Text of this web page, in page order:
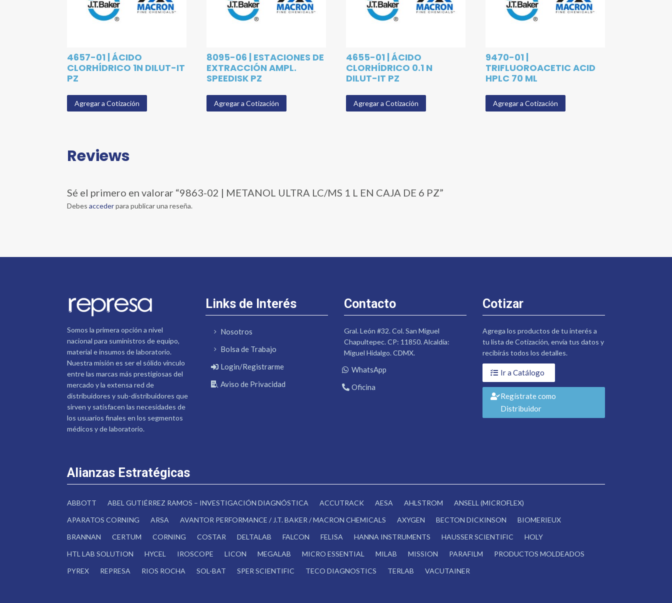
4657-01 | ÁCIDO
CLORHÍDRICO 1N DILUT-IT
PZ
Agregar a Cotización
8095-06 | ESTACIONES DE
EXTRACCIÓN AMPL.
SPEEDISK PZ
Agregar a Cotización
4655-01 | ÁCIDO
CLORHÍDRICO 0.1 N
DILUT-IT PZ
Agregar a Cotización
9470-01 |
TRIFLUOROACETIC ACID
HPLC 70 ML
Agregar a Cotización
Reviews
Sé el primero en valorar “9863-02 | METANOL ULTRA LC/MS 1 L EN CAJA DE 6 PZ”
Debesaccederpara publicar una reseña.
Somos la primera opción a nivel
nacional para suministros de equipo,
material e insumos de laboratorio.
Nuestra misión es ser el sólido vínculo
entre las marcas más prestigiosas del
mercado y la extensa red de
distribuidores y sub-distribuidores que
sirven y satisfacen las necesidades de
los usuarios finales en los segmentos
médicos y de laboratorio.
Links de Interés
Nosotros
Bolsa de Trabajo
Login/Registrarme
Aviso de Privacidad
Contacto
Gral. León #32. Col. San Miguel
Chapultepec. CP: 11850. Alcaldía:
Miguel Hidalgo. CDMX.
WhatsApp
Oficina
Cotizar
Agrega los productos de tu interés a
tu lista de Cotización, envía tus datos y
recibirás todos los detalles.
Ir a Catálogo
Regístrate como
Distribuidor
Alianzas Estratégicas
ABBOTT ABEL GUTIÉRREZ RAMOS – INVESTIGACIÓN DIAGNÓSTICA ACCUTRACK AESA AHLSTROM
ANSELL (MICROFLEX)
APARATOS CORNING
ARSA AVANTOR PERFORMANCE / J.T. BAKER / MACRON CHEMICALS AXYGEN BECTON DICKINSON
BIOMERIEUX
BRANNAN
CERTUM CORNING COSTAR DELTALAB FALCON FELISA HANNA INSTRUMENTS HAUSSER SCIENTIFIC
HOLY
HTL LAB SOLUTION
HYCEL IROSCOPE LICON MEGALAB MICRO ESSENTIAL MILAB MISSION PARAFILM
PRODUCTOS MOLDEADOS
PYREX
REPRESA RIOS ROCHA SOL-BAT SPER SCIENTIFIC TECO DIAGNOSTICS TERLAB VACUTAINER